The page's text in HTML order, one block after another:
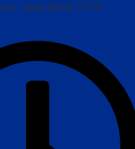
Jawa Barat 17510